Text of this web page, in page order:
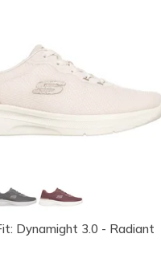
Dynamight 3.0 - Radiant